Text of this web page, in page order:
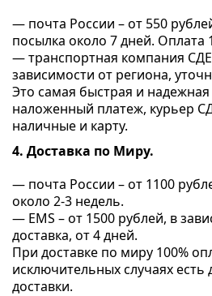
— почта России – от 550
посылка около 7 дней. Оплата
— транспортная компания
зависимости от региона,
Это самая быстрая и
наложенный платеж, курьер
наличные и карту.
4. Доставка по Миру.
— почта России – от 1100
около 2-3 недель.
— ЕМS – от 1500 рублей, в
доставка, от 4 дней.
При доставке по миру 100%
исключительных случаях есть
доставки.